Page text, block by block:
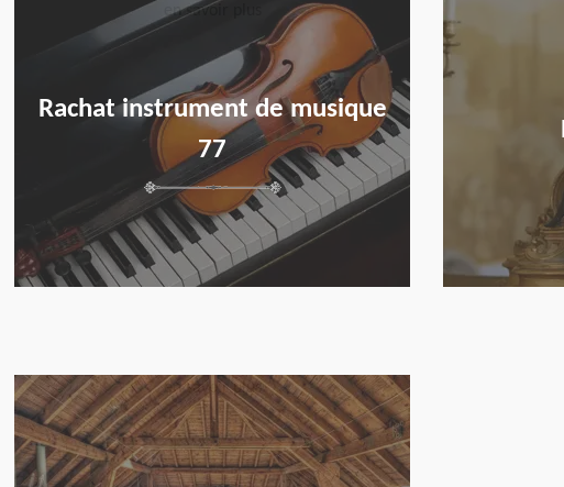
Rachat instrument de musique
77
en savoir plus
en savoir plus